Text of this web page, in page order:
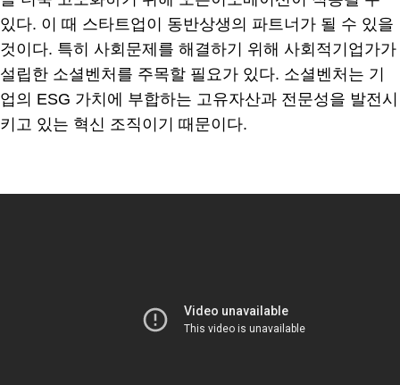
있다. 이 때 스타트업이 동반상생의 파트너가 될 수 있을
것이다. 특히 사회문제를 해결하기 위해 사회적기업가가
설립한 소셜벤처를 주목할 필요가 있다. 소셜벤처는 기
업의 ESG 가치에 부합하는 고유자산과 전문성을 발전시
키고 있는 혁신 조직이기 때문이다.